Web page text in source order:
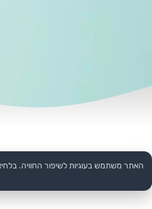
האתר משתמש בעוגיות לשיפור החוויה.